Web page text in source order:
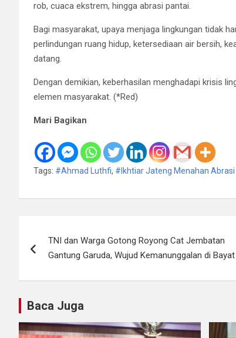
rob, cuaca ekstrem, hingga abrasi pantai.
Bagi masyarakat, upaya menjaga lingkungan tidak
perlindungan ruang hidup, ketersediaan air bersih,
datang.
Dengan demikian, keberhasilan menghadapi krisis
elemen masyarakat. (*Red)
Mari Bagikan
Tags: #Ahmad Luthfi, #Ikhtiar Jateng Menahan Abrasi
posTNI dan Warga Gotong Royong Cat Jembatan
Gantung Garuda, Wujud Kemanunggalan di Bayat
Baca Juga